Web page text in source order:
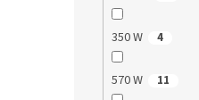
350 W 4
570 W 11